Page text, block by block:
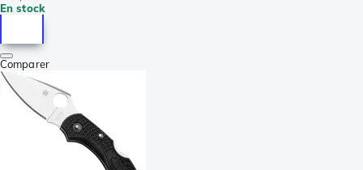
En stock
Comparer